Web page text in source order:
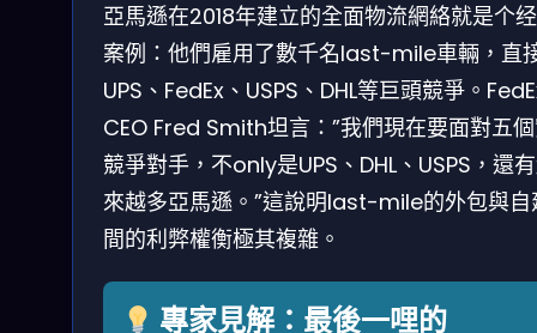
亞馬遜在2018年建立的全面物流網絡就是个
案例：他們雇用了數千名last-mile車輛，直
UPS、FedEx、USPS、DHL等巨頭競爭。
CEO Fred Smith坦言：”我們現在要面對五
競爭對手，不only是UPS、DHL、USPS，還
來越多亞馬遜。”這說明last-mile的外包與自
間的利弊權衡極其複雜。
專家見解：最後一哩的